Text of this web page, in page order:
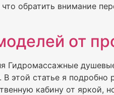
обратить внимание
от
Гидромассажные
этой статье я подробно
кабину от яркой,